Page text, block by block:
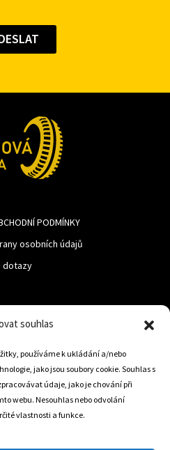
souhlas
používáme k ukládání a/nebo
jako jsou soubory cookie. Souhlas s
údaje, jako je chování při
webu. Nesouhlas nebo odvolání
vlastnosti a funkce.
PODMÍNKY
osobních údajů
dotazy
518,